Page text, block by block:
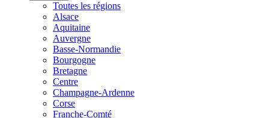
Toutes les régions
Alsace
Aquitaine
Auvergne
Basse-Normandie
Bourgogne
Bretagne
Centre
Champagne-Ardenne
Corse
Franche-Comté